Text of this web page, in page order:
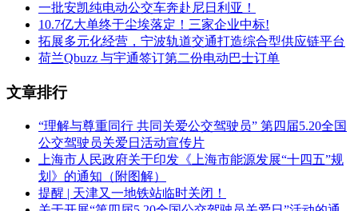
一批安凯纯电动公交车奔赴尼日利亚！
10.7亿大单终于尘埃落定！三家企业中标!
拓展多元化经营，宁波轨道交通打造综合型供应链平台
荷兰Qbuzz 与宇通签订第二份电动巴士订单
文章排行
“理解与尊重同行 共同关爱公交驾驶员” 第四届5.20全国
公交驾驶员关爱日活动宣传片
上海市人民政府关于印发《上海市能源发展“十四五”规
划》的通知（附图解）
提醒 | 天津又一地铁站临时关闭！